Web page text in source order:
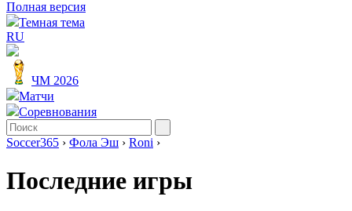
Полная версия
Темная тема
RU
ЧМ 2026
Матчи
Соревнования
Soccer365 › Фола Эш › Roni ›
Последние игры